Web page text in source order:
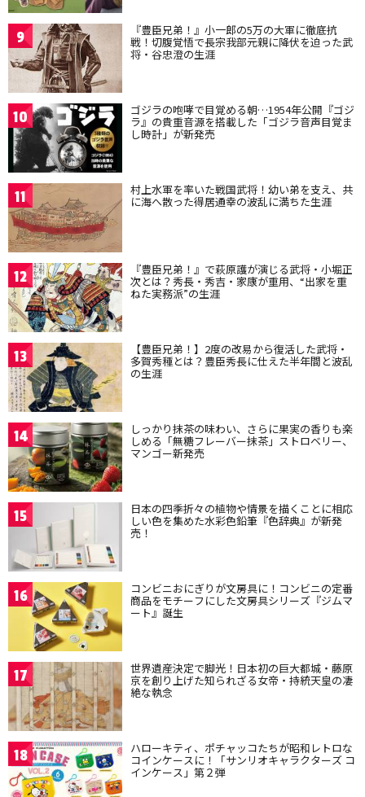
9 『豊臣兄弟！』小一郎の5万の大軍に徹底抗
戦！切腹覚悟で長宗我部元親に降伏を迫った武
将・谷忠澄の生涯
10 ゴジラの咆哮で目覚める朝…1954年公開『ゴジ
ラ』の貴重音源を搭載した「ゴジラ音声目覚ま
し時計」が新発売
11 村上水軍を率いた戦国武将！幼い弟を支え、共
に海へ散った得居通幸の波乱に満ちた生涯
12 『豊臣兄弟！』で萩原護が演じる武将・小堀正
次とは？秀長・秀吉・家康が重用、“出家を重
ねた実務派”の生涯
13 【豊臣兄弟！】2度の改易から復活した武将・
多賀秀種とは？豊臣秀長に仕えた半年間と波乱
の生涯
14 しっかり抹茶の味わい、さらに果実の香りも楽
しめる「無糖フレーバー抹茶」ストロベリー、
マンゴー新発売
15 日本の四季折々の植物や情景を描くことに相応
しい色を集めた水彩色鉛筆『色辞典』が新発
売！
16 コンビニおにぎりが文房具に！コンビニの定番
商品をモチーフにした文房具シリーズ『ジムマ
ート』誕生
17 世界遺産決定で脚光！日本初の巨大都城・藤原
京を創り上げた知られざる女帝・持統天皇の凄
絶な執念
18 ハローキティ、ポチャッコたちが昭和レトロな
コインケースに！「サンリオキャラクターズ コ
インケース」第２弾